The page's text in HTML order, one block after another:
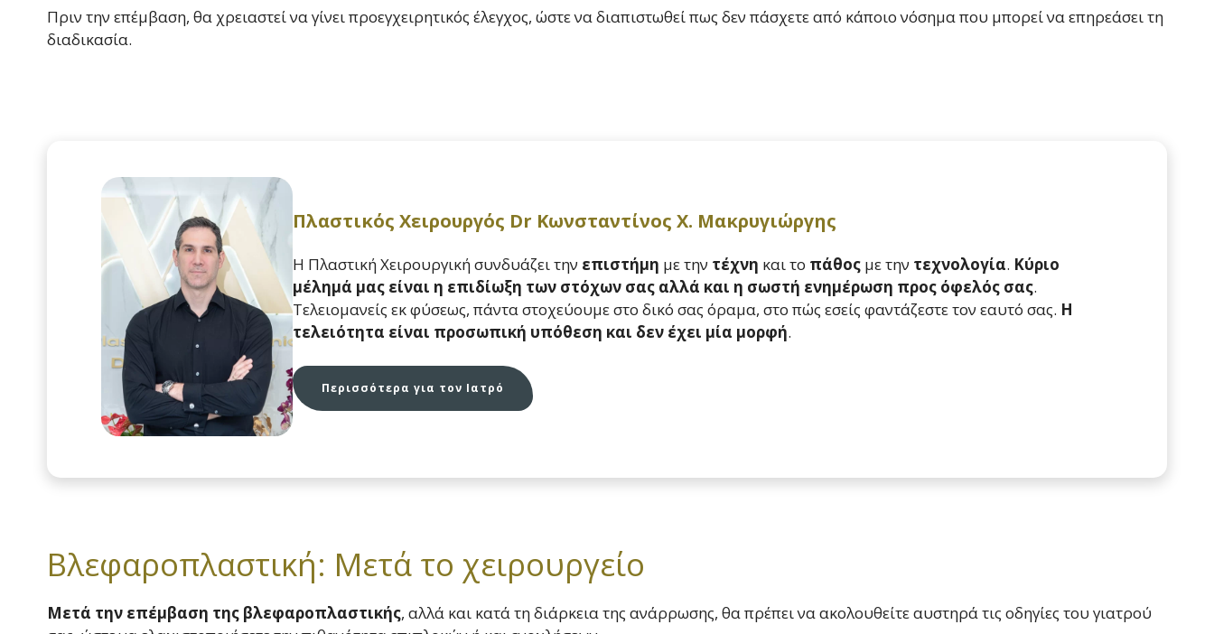
Πριν την επέμβαση, θα χρειαστεί να γίνει προεγχειρητικός έλεγχος, ώστε να διαπιστωθεί πως δεν πάσχετε από κάποιο νόσημα που μπορεί να επηρεάσει τη
διαδικασία.
Πλαστικός Χειρουργός Dr Κωνσταντίνος Χ. Μακρυγιώργης
Η Πλαστική Χειρουργική συνδυάζει την επιστήμη με την τέχνη και το πάθος με την τεχνολογία. Κύριο
μέλημά μας είναι η επιδίωξη των στόχων σας αλλά και η σωστή ενημέρωση προς όφελός σας.
Τελειομανείς εκ φύσεως, πάντα στοχεύουμε στο δικό σας όραμα, στο πώς εσείς φαντάζεστε τον εαυτό σας. Η
τελειότητα είναι προσωπική υπόθεση και δεν έχει μία μορφή.
Περισσότερα για τον Ιατρό
Βλεφαροπλαστική: Μετά το χειρουργείο
Μετά την επέμβαση της βλεφαροπλαστικής, αλλά και κατά τη διάρκεια της ανάρρωσης, θα πρέπει να ακολουθείτε αυστηρά τις οδηγίες του γιατρού